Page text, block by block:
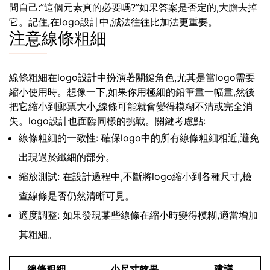
問自己:”這個元素真的必要嗎?”如果答案是否定的,大膽去掉
它。記住,在logo設計中,減法往往比加法更重要。
注意線條粗細
線條粗細在logo設計中扮演著關鍵角色,尤其是當logo需要
縮小使用時。想像一下,如果你用極細的鉛筆畫一幅畫,然後
把它縮小到郵票大小,線條可能就會變得模糊不清或完全消
失。logo設計也面臨同樣的挑戰。關鍵考慮點:
線條粗細的一致性: 確保logo中的所有線條粗細相近,避免
出現過於纖細的部分。
縮放測試: 在設計過程中,不斷將logo縮小到各種尺寸,檢
查線條是否仍然清晰可見。
適度調整: 如果發現某些線條在縮小時變得模糊,適當增加
其粗細。